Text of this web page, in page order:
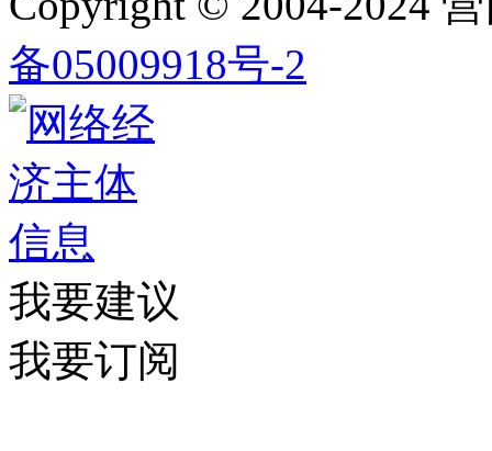
备05009918号-2
我要建议
我要订阅